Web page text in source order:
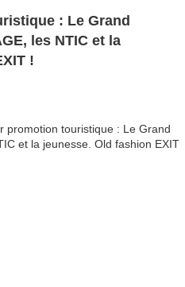
: Le Grand
les NTIC et la
!